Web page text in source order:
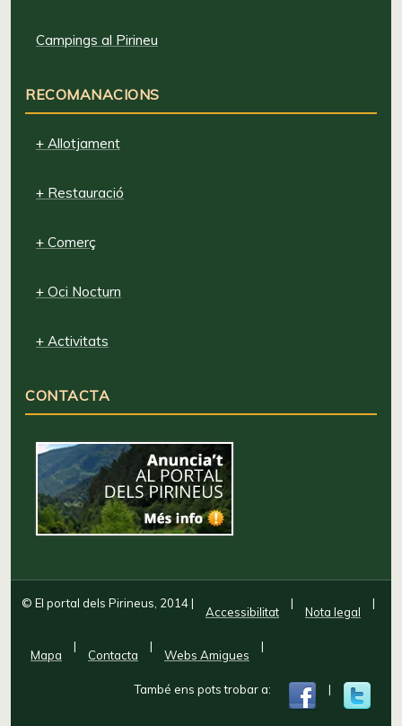
Campings al Pirineu
RECOMANACIONS
+ Allotjament
+ Restauració
+ Comerç
+ Oci Nocturn
+ Activitats
CONTACTA
© El portal dels Pirineus, 2014|
Accessibilitat
|
Nota legal
|
Mapa
|
Contacta
|
Webs Amigues
|
També ens pots trobar a: |